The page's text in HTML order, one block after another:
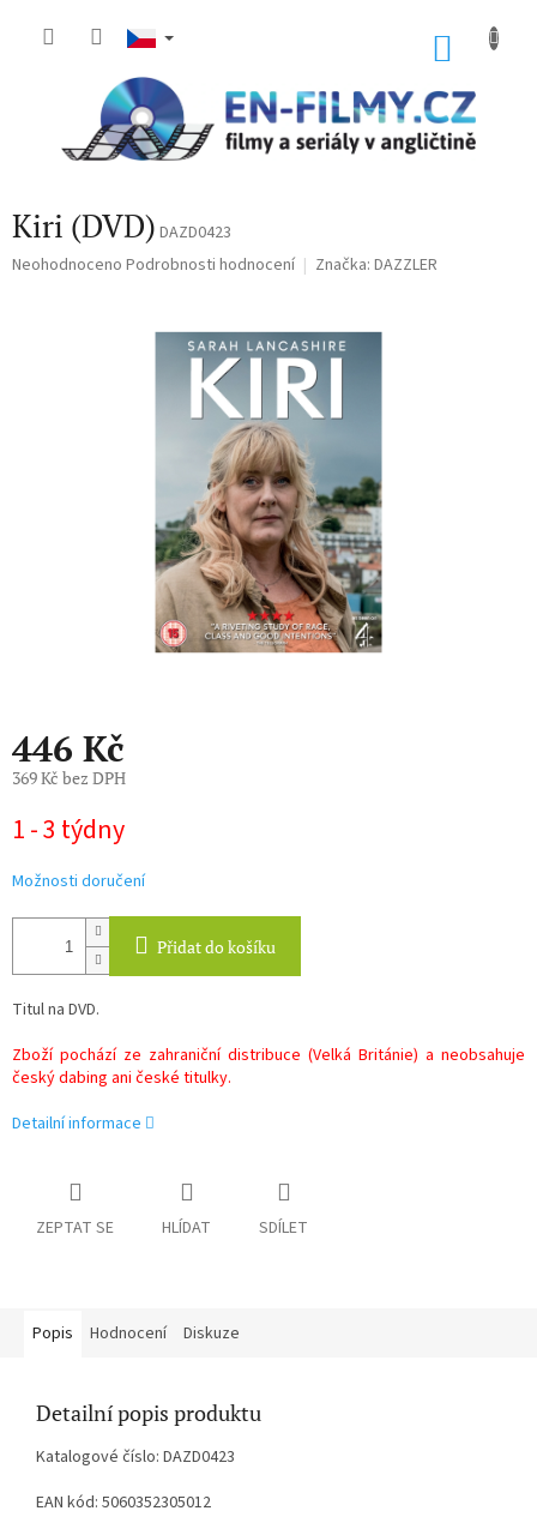
Kiri (DVD) DAZD0423
Průměrné
Neohodnoceno Podrobnosti hodnocení Značka: DAZZLER
446 Kč
369 Kč bez DPH
cena:
1 - 3 týdny
Možnosti doručení
Přidat do košíku
Titul na DVD.
Zboží pochází ze zahraniční distribuce (Velká Británie) a neobsahuje
český dabing ani české titulky.
Detailní informace
ZEPTAT SE HLÍDAT SDÍLET
Popis Hodnocení Diskuze
Detailní popis produktu
Katalogové číslo: DAZD0423
EAN kód: 5060352305012